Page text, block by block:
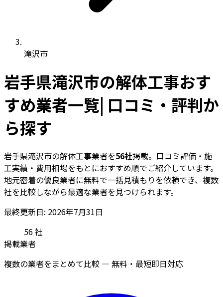
滝沢市
岩手県滝沢市の解体工事おす
すめ業者一覧| 口コミ・評判か
ら探す
岩手県滝沢市の解体工事業者を56社掲載。口コミ評価・施
工実績・費用相場をもとにおすすめ順でご紹介しています。
地元密着の優良業者に無料で一括見積もりを依頼でき、複数
社を比較しながら最適な業者を見つけられます。
最終更新日: 2026年7月31日
56社
掲載業者
複数の業者をまとめて比較 — 無料・最短即日対応